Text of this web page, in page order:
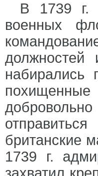
В 1739 г.
военных
набирались
похищенные
британские
1739 г.